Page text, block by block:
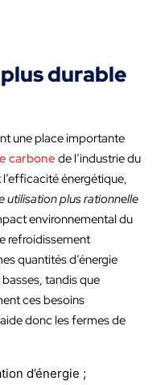
durable
une place importante
carbone de l’industrie du
énergétique,
utilisation plus rationnelle
environnemental du
refroidissement
quantités d’énergie
tandis que
ces besoins
donc les fermes de
d’énergie ;